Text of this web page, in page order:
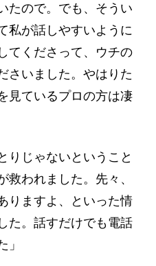
たので。でも、そうい
私が話しやすいように
てくださって、ウチの
さいました。やはりた
見ているプロの方は凄
じゃないということ
救われました。先々、
りますよ、といった情
た。話すだけでも電話
」